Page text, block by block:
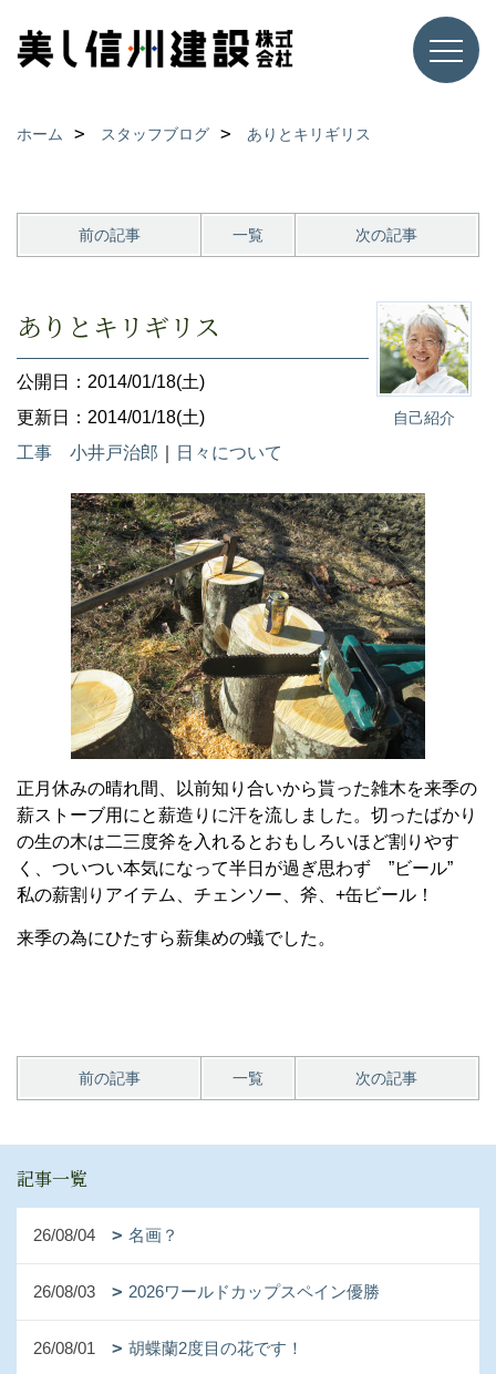
ホーム スタッフブログ ありとキリギリス
前の記事 一覧 次の記事
自己紹介
ありとキリギリス
公開日：2014/01/18(土)
更新日：2014/01/18(土)
工事 小井戸治郎
日々について
正月休みの晴れ間、以前知り合いから貰った雑木を来季の
薪ストーブ用にと薪造りに汗を流しました。切ったばかり
の生の木は二三度斧を入れるとおもしろいほど割りやす
く、ついつい本気になって半日が過ぎ思わず ”ビール”
私の薪割りアイテム、チェンソー、斧、+缶ビール！
来季の為にひたすら薪集めの蟻でした。
前の記事 一覧 次の記事
記事一覧
26/08/04 名画？
26/08/03 2026ワールドカップスペイン優勝
26/08/01 胡蝶蘭2度目の花です！